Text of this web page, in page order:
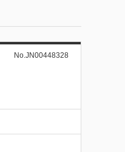
No.JN00448328